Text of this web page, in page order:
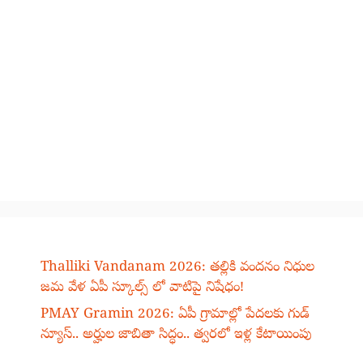
Thalliki Vandanam 2026: తల్లికి వందనం నిధుల
జమ వేళ ఏపీ స్కూల్స్ లో వాటిపై నిషేధం!
PMAY Gramin 2026: ఏపీ గ్రామాల్లో పేదలకు గుడ్
న్యూస్.. అర్హుల జాబితా సిద్ధం.. త్వరలో ఇళ్ల కేటాయింపు